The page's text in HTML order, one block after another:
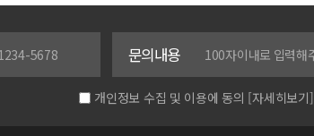
문의내용
개인정보 수집 및 이용에 동의 [자세히보기]